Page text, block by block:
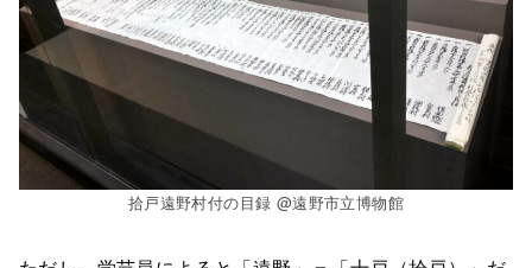
拾戸遠野村付の目録 @遠野市立博物館